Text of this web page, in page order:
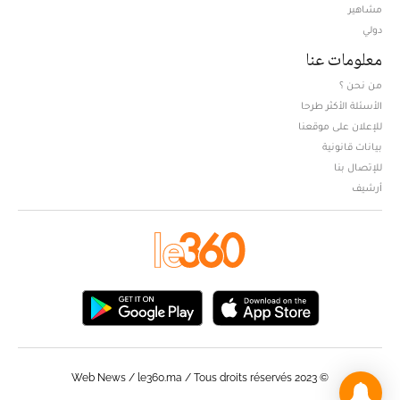
مشاهير
دولي
معلومات عنا
من نحن ؟
الأسئلة الأكثر طرحا
للإعلان على موقعنا
بيانات قانونية
للإتصال بنا
أرشيف
© Web News / le360.ma / Tous droits réservés 2023